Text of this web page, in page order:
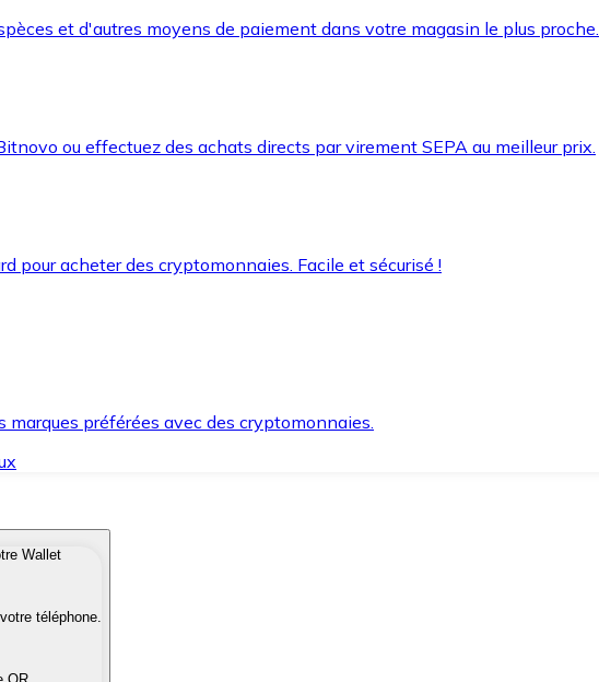
et d'autres moyens de paiement dans votre magasin le plus proche.
ou effectuez des achats directs par virement SEPA au meilleur prix.
pour acheter des cryptomonnaies. Facile et sécurisé !
préférées avec des cryptomonnaies.
intéressent rapidement et en toute sécurité.
monnaie fiduciaire lorsque vous en avez besoin.
Wallet
téléphone.